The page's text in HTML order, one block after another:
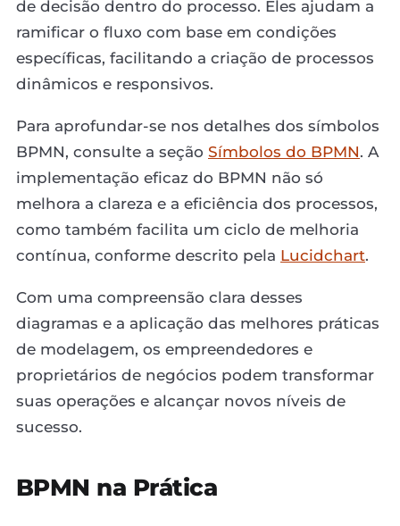
de decisão dentro do processo. Eles ajudam a
ramificar o fluxo com base em condições
específicas, facilitando a criação de processos
dinâmicos e responsivos.
Para aprofundar-se nos detalhes dos símbolos
BPMN, consulte a seção Símbolos do BPMN. A
implementação eficaz do BPMN não só
melhora a clareza e a eficiência dos processos,
como também facilita um ciclo de melhoria
contínua, conforme descrito pela Lucidchart.
Com uma compreensão clara desses
diagramas e a aplicação das melhores práticas
de modelagem, os empreendedores e
proprietários de negócios podem transformar
suas operações e alcançar novos níveis de
sucesso.
BPMN na Prática